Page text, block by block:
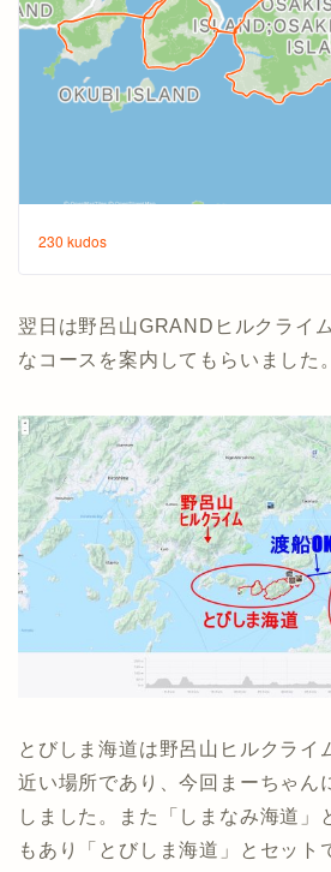
翌日は野呂山GRANDヒルクライ
なコースを案内してもらいました。
とびしま海道は野呂山ヒルクライ
近い場所であり、今回まーちゃん
しました。また「しまなみ海道」
もあり「とびしま海道」とセット